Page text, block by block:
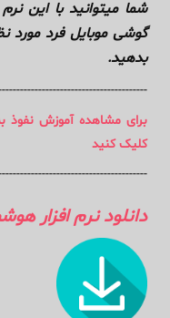
شما میتوانید با این
گوشی موبایل فرد مورد
بدهید.
برای مشاهده آموزش نفوذ
کلیک کنید
دانلود نرم افزار